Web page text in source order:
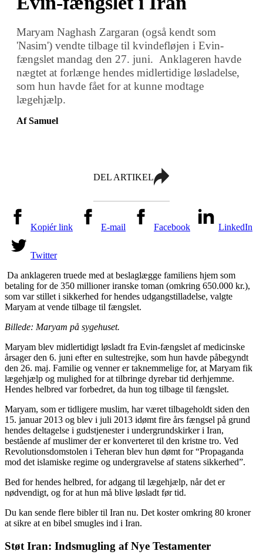
Maryam Naghash Zargaran (også kendt som
'Nasim') vendte tilbage til kvindefløjen i Evin-
fængslet mandag den 27. juni. Anklageren havde
nægtet at forlænge hendes midlertidige løsladelse,
som hun havde fået for at kunne modtage
lægehjælp.
Af Samuel
DEL ARTIKEL
Kopiér link E-mail Facebook LinkedIn
Twitter
Da anklageren truede med at beslaglægge familiens hjem som
betaling for de 350 millioner iranske toman (omkring 650.000 kr.),
som var stillet i sikkerhed for hendes udgangstilladelse, valgte
Maryam at vende tilbage til fængslet.
Billede: Maryam på sygehuset.
Maryam blev midlertidigt løsladt fra Evin-fængslet af medicinske
årsager den 6. juni efter en sultestrejke, som hun havde påbegyndt
den 26. maj. Familie og venner er taknemmelige for, at Maryam fik
lægehjælp og mulighed for at tilbringe dyrebar tid derhjemme.
Hendes helbred var forbedret, da hun tog tilbage til fængslet.
Maryam, som er tidligere muslim, har været tilbageholdt siden den
15. januar 2013 og blev i juli 2013 idømt fire års fængsel på grund
hendes deltagelse i gudstjenester i undergrundskirker i Iran,
bestående af muslimer der er konverteret til den kristne tro. Ved
Revolutionsdomstolen i Teheran blev hun dømt for “Propaganda
mod det islamiske regime og undergravelse af statens sikkerhed”.
Bed for hendes helbred, for adgang til lægehjælp, når det er
nødvendigt, og for at hun må blive løsladt før tid.
Du kan sende flere bibler til Iran nu. Det koster omkring 80 kroner
at sikre at en bibel smugles ind i Iran.
Støt Iran: Indsmugling af Nye Testamenter